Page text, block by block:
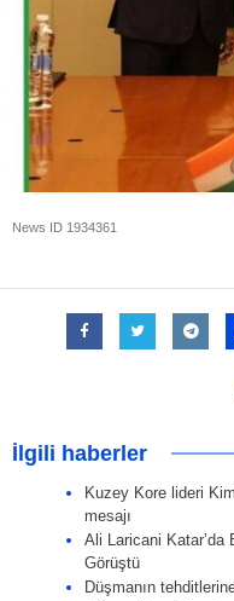
News ID 1934361
İlgili haberler
Kuzey Kore lideri
mesajı
Ali Laricani Katar’da
Görüştü
Düşmanın